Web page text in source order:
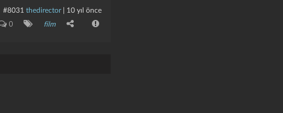
#8031 thedirector| 10 yıl önce
0 film